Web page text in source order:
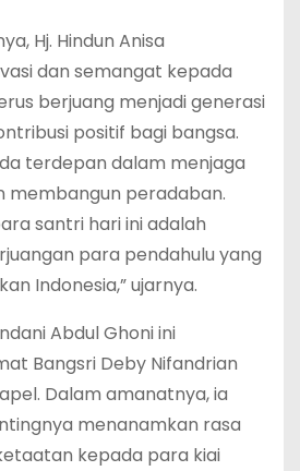
Hj. Hindun Anisa
dan semangat kepada
berjuang menjadi generasi
positif bagi bangsa.
terdepan dalam menjaga
membangun peradaban.
santri hari ini adalah
para pendahulu yang
Indonesia,” ujarnya.
Abdul Ghoni ini
Bangsri Deby Nifandrian
Dalam amanatnya, ia
menanamkan rasa
kepada para kiai